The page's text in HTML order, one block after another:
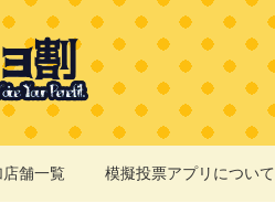
舗一覧 模擬投票アプリについて